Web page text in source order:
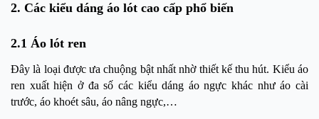
2. Các kiểu dáng áo lót cao cấp phổ biến
2.1 Áo lót ren
Đây là loại được ưa chuộng bật nhất nhờ thiết kế thu hút. Kiểu áo
ren xuất hiện ở đa số các kiểu dáng áo ngực khác như áo cài
trước, áo khoét sâu, áo nâng ngực,…